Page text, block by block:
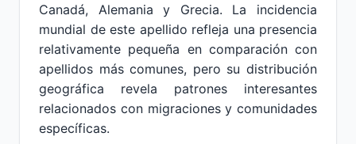
Canadá, Alemania y Grecia. La incidencia
mundial de este apellido refleja una presencia
relativamente pequeña en comparación con
apellidos más comunes, pero su distribución
geográfica revela patrones interesantes
relacionados con migraciones y comunidades
específicas.